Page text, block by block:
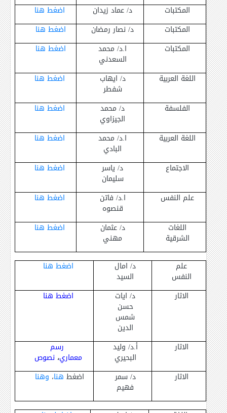
المكتبات د/ عماد زيدان
اضغط هنا
المكتبات
د/ نصار رمضان
اضغط هنا
المكتبات
ا.د/ محمد
السعدني
اضغط هنا
اللغة العربية د/ ايهاب
شفطر
اضغط هنا
الفلسفة د/ محمد
الجيزاوي
اضغط هنا
اللغة العربية ا.د/ محمد
البادي
اضغط هنا
الاجتماع د/ ياسر
سليمان
اضغط هنا
علم النفس ا.د/ فاتن
قنصوه
اضغط هنا
اللغات
الشرقية
د/ عثمان
مهني
اضغط هنا
علم
النفس
د/ امال
السيد
اضغط هنا
الاثار د/ ايات
حسن
شمس
الدين
اضغط هنا
الاثار أ.د/ وليد
البحيري
رسم
معماري، نصوص
الاثار
د/ سمر
فهيم
اضغط هنا، وهنا